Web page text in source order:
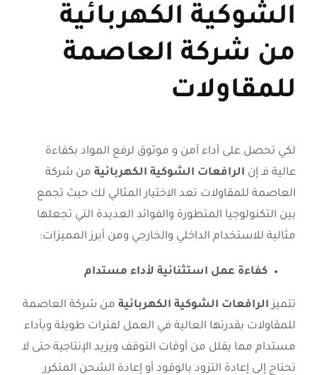
الشوكية الكهربائية
من شركة العاصمة
للمقاولات
لكي تحصل على أداء آمن و موثوق لرفع المواد بكفاءة
عالية فـ إن الرافعات الشوكية الكهربائيةمن شركة
العاصمة للمقاولات تعد الاختيار المثالي لك حيث تجمع
بين التكنولوجيا المتطورة والفوائد العديدة التي تجعلها
مثالية للاستخدام الداخلي والخارجي ومن أبرز المميزات:
كفاءة عمل استثنائية لأداء مستدام
تتميز الرافعات الشوكية الكهربائيةمن شركة العاصمة
للمقاولات بقدرتها العالية في العمل لفترات طويلة وبأداء
مستدام مما يقلل من أوقات التوقف ويزيد الإنتاجية حتى لا
تحتاج إلى إعادة التزود بالوقود أو إعادة الشحن المتكرر